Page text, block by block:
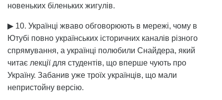
новеньких біленьких жигулів.
▶ 10. Українці жваво обговорюють в мережі, чому в
Ютубі повно українських історичних каналів різного
спрямування, а українці полюбили Снайдера, який
читає лекції для студентів, що вперше чують про
Україну. Забанив уже троїх українців, що мали
непристойну версію.